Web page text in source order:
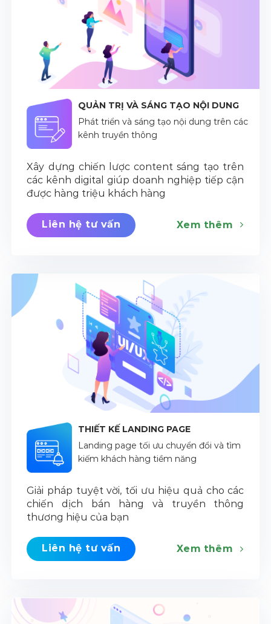
QUẢN TRỊ VÀ SÁNG TẠO NỘI DUNG
Phát triển và sáng tạo nội dung trên các
kênh truyền thông
Xây dựng chiến lược content sáng tạo trên
các kênh digital giúp doanh nghiệp tiếp cận
được hàng triệu khách hàng
Liên hệ tư vấn Xem thêm
THIẾT KẾ LANDING PAGE
Landing page tối ưu chuyển đổi và tìm
kiếm khách hàng tiềm năng
Giải pháp tuyệt vời, tối ưu hiệu quả cho các
chiến dịch bán hàng và truyền thông
thương hiệu của bạn
Liên hệ tư vấn Xem thêm